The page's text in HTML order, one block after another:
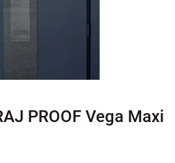
380 73 18
180 73 18
PROOF Vega Maxi